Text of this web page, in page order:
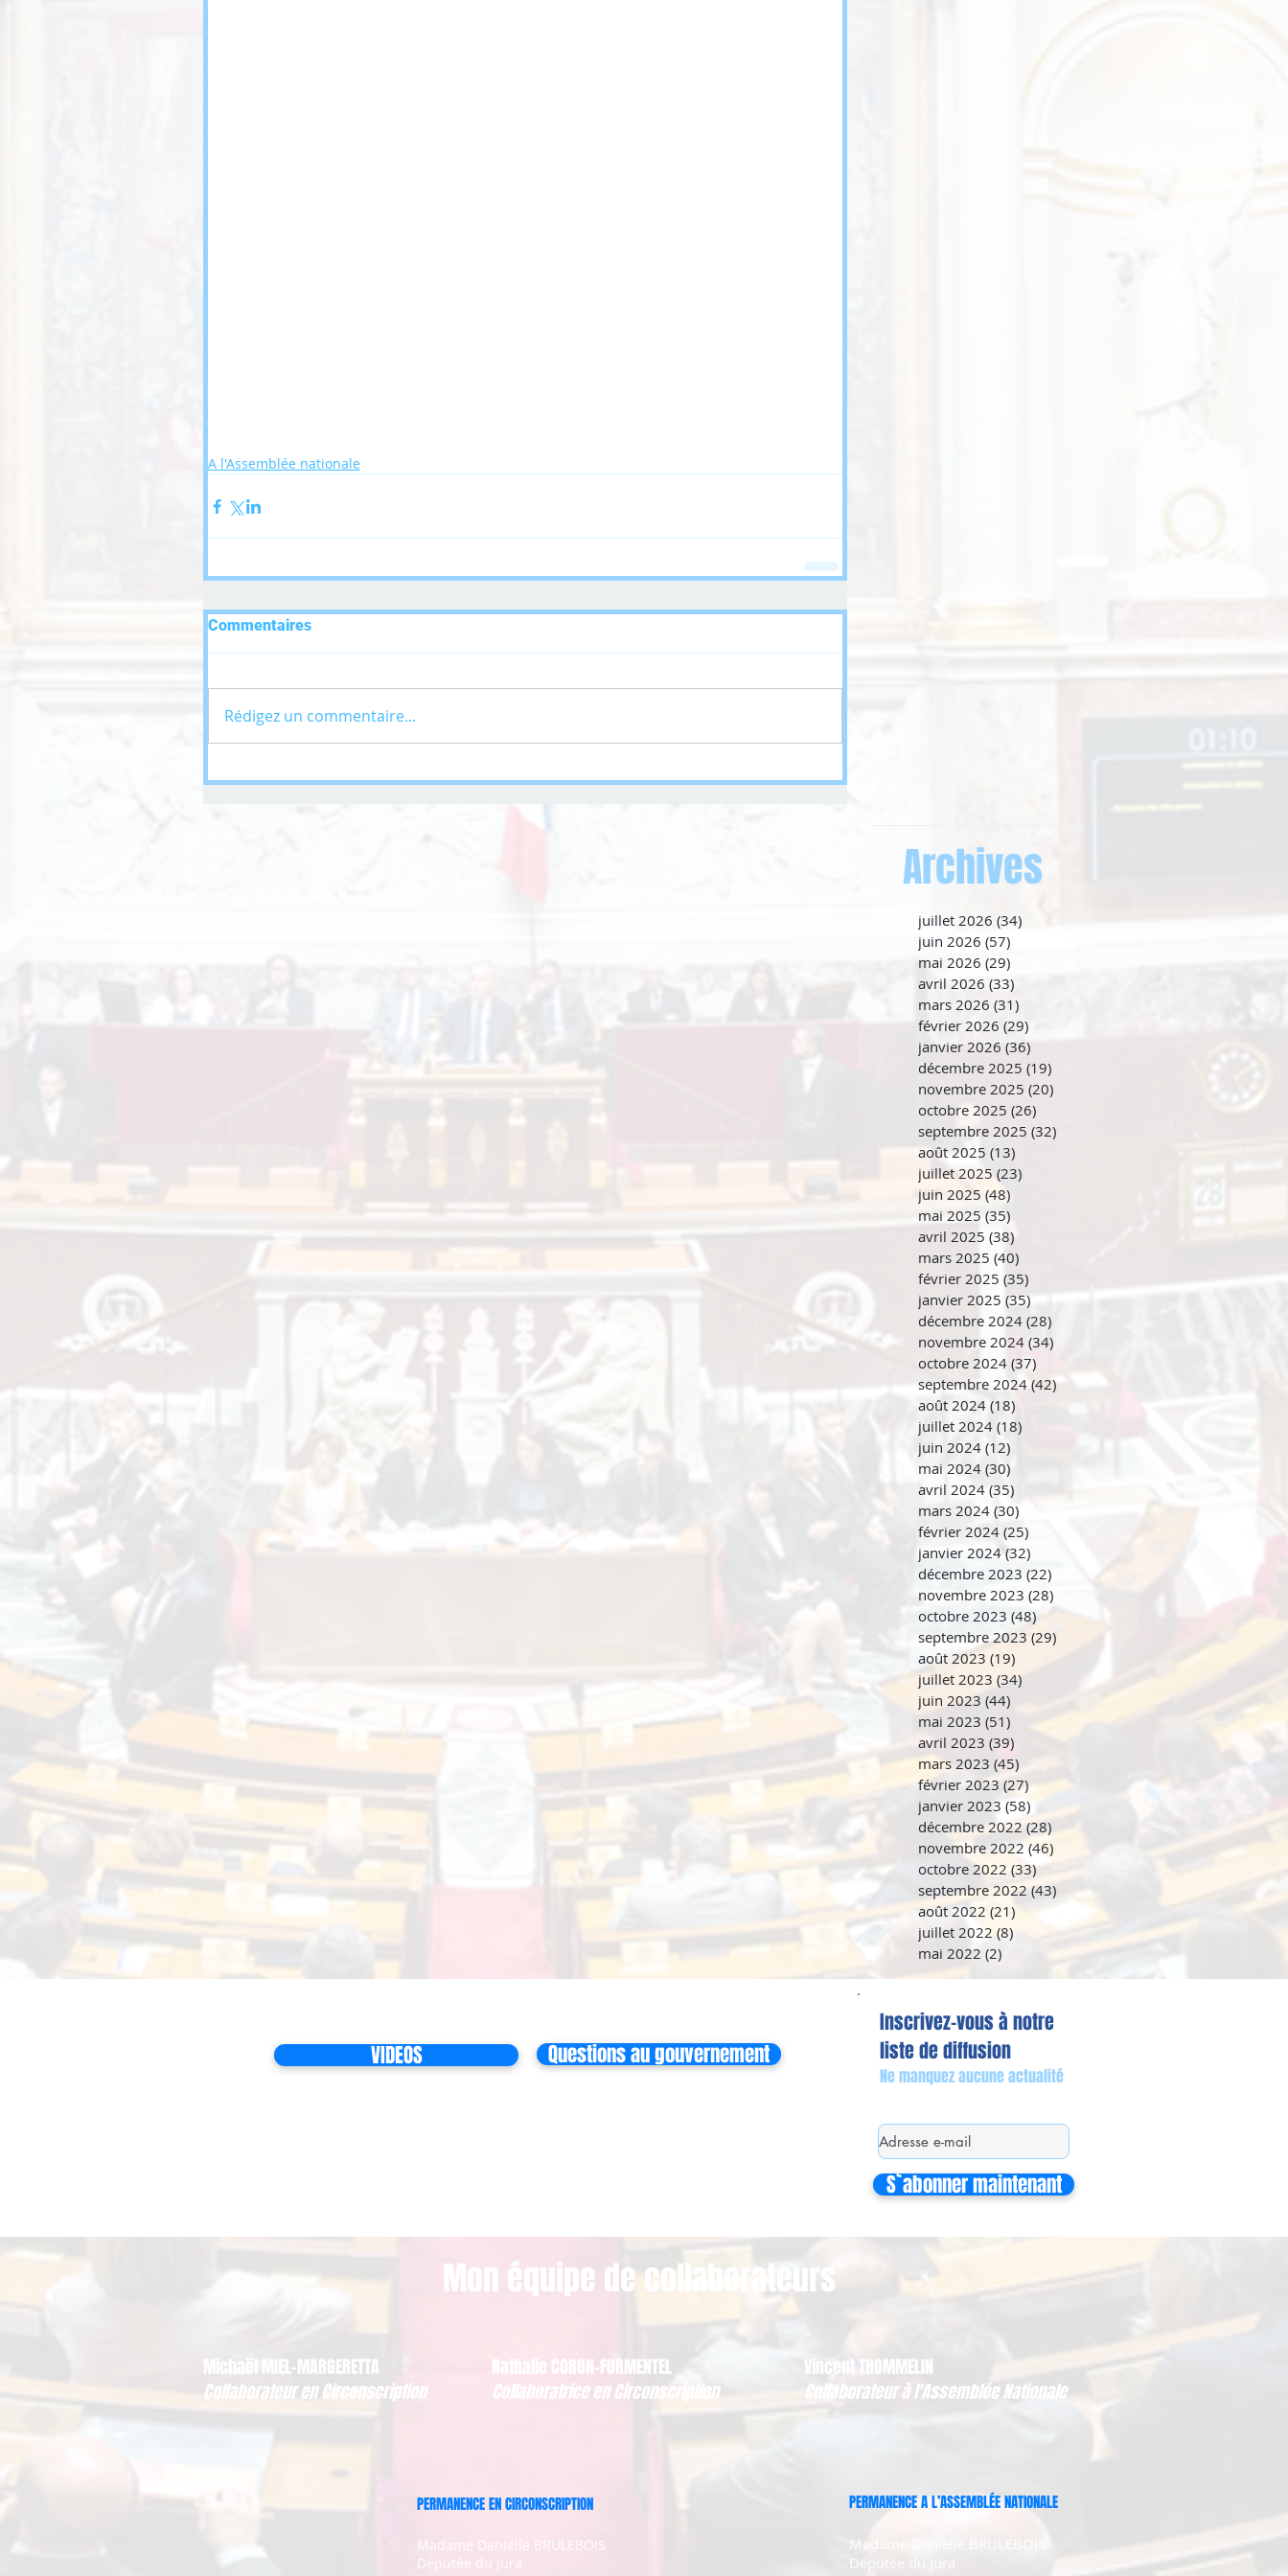
A l'Assemblée nationale
Commentaires
Rédigez un commentaire...
Archives
juillet 2026 (34)
juin 2026 (57)
mai 2026 (29)
avril 2026 (33)
mars 2026 (31)
février 2026 (29)
janvier 2026 (36)
décembre 2025 (19)
novembre 2025 (20)
octobre 2025 (26)
septembre 2025 (32)
août 2025 (13)
juillet 2025 (23)
juin 2025 (48)
mai 2025 (35)
avril 2025 (38)
mars 2025 (40)
février 2025 (35)
janvier 2025 (35) 35 posts
décembre 2024 (28)
novembre 2024 (34)
octobre 2024 (37)
septembre 2024 (42)42 posts
août 2024 (18)
juillet 2024 (18)
juin 2024 (12)
mai 2024 (30)
avril 2024 (35)
mars 2024 (30)
février 2024 (25)
janvier 2024 (32)
décembre 2023 (22) 22 posts
novembre 2023 (28)
octobre 2023 (48) 48 posts
septembre 2023 (29)
août 2023 (19)
juillet 2023 (34)
juin 2023 (44)
mai 2023 (51)
avril 2023 (39) 39 posts
mars 2023 (45)
février 2023 (27)27 posts
janvier 2023 (58)
décembre 2022 (28) 28 posts
novembre 2022 (46)
octobre 2022 (33)33 posts
septembre 2022 (43) 43 posts
août 2022 (21)
juillet 2022 (8)
mai 2022 (2)
VIDEOS Questions au gouvernement
Inscrivez-vous à notre
liste de diffusion
Ne manquez aucune actualité
S`abonner maintenant
Mon équipe de collaborateurs
Michaël MIEL-MARGERETTA
Collaborateur en Circonscription
Vincent THOMMELIN
Collaborateur à l'Assemblée Nationale
Nathalie CORON-FORMENTEL
Collaboratrice en Circonscription
PERMANENCE EN CIRCONSCRIPTION
Madame Danielle BRULEBOIS
Députée du Jura
PERMANENCE A L’ASSEMBLÉE NATIONALE
Madame Danielle BRULEBOIS
Députée du Jura